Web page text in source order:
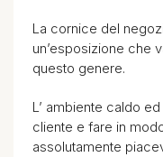
La cornice del
un’esposizione che
questo genere.
L’ ambiente caldo
cliente e fare in
assolutamente